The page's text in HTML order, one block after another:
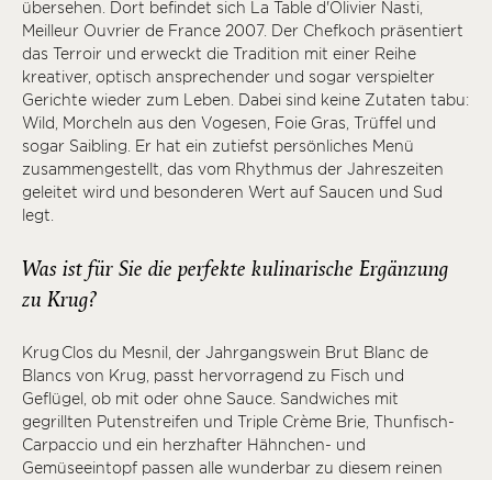
übersehen. Dort befindet sich La Table d'Olivier Nasti,
Meilleur Ouvrier de France 2007. Der Chefkoch präsentiert
das Terroir und erweckt die Tradition mit einer Reihe
kreativer, optisch ansprechender und sogar verspielter
Gerichte wieder zum Leben. Dabei sind keine Zutaten tabu:
Wild, Morcheln aus den Vogesen, Foie Gras, Trüffel und
sogar Saibling. Er hat ein zutiefst persönliches Menü
zusammengestellt, das vom Rhythmus der Jahreszeiten
geleitet wird und besonderen Wert auf Saucen und Sud
legt.
Was ist für Sie die perfekte kulinarische Ergänzung
zu Krug?
Krug Clos du Mesnil, der Jahrgangswein Brut Blanc de
Blancs von Krug, passt hervorragend zu Fisch und
Geflügel, ob mit oder ohne Sauce. Sandwiches mit
gegrillten Putenstreifen und Triple Crème Brie, Thunfisch-
Carpaccio und ein herzhafter Hähnchen- und
Gemüseeintopf passen alle wunderbar zu diesem reinen